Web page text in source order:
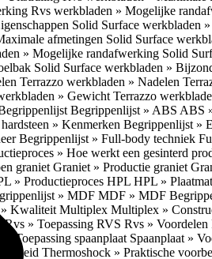
Rvs werkbladen » Mogelijke
Solid Surface werkbladen
afmetingen Solid Surface
» Mogelijke randafwerking Solid
Solid Surface werkbladen »
Terrazzo werkbladen » Nadelen
» Gewicht Terrazzo
Begrippenlijst » ABS ABS
» Kenmerken Begrippenlijst »
Begrippenlijst » Full-body techniek
» Hoe werkt een gesinterd
graniet Graniet » Productie graniet
» Productieproces HPL HPL »
» MDF MDF » MDF
» Kwaliteit Multiplex Multiplex »
Rvs » Toepassing RVS Rvs » Voordelen
» Toepassing spaanplaat Spaanplaat »
Thermoshock » Praktische